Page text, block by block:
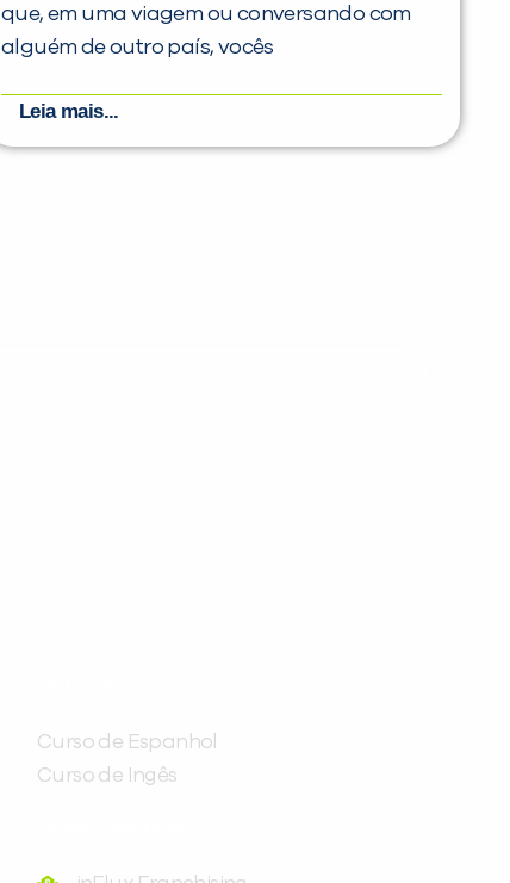
que, em uma viagem ou conversando com
alguém de outro país, vocês
Leia mais...
Curso de Espanhol
Curso de Ingês
PEÇA UMA DEMONSTRAÇÃO DE MÉTODO